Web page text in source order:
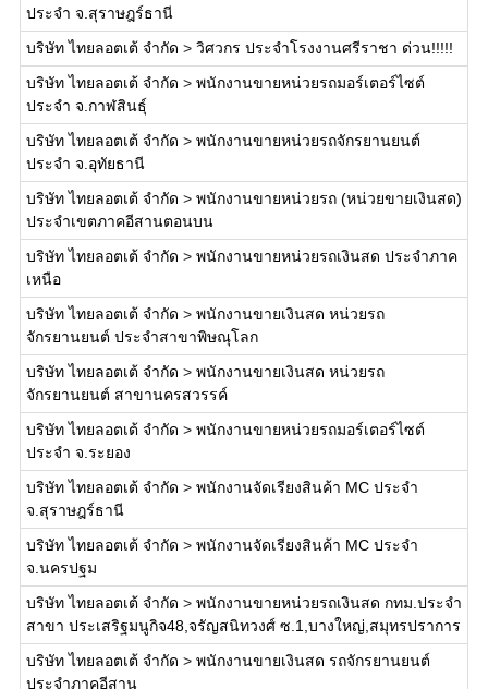
ประจำ จ.สุราษฎร์ธานี
บริษัท ไทยลอตเต้ จำกัด > วิศวกร ประจำโรงงานศรีราชา ด่วน!!!!!
บริษัท ไทยลอตเต้ จำกัด > พนักงานขายหน่วยรถมอร์เตอร์ไซต์
ประจำ จ.กาฬสินธุ์
บริษัท ไทยลอตเต้ จำกัด > พนักงานขายหน่วยรถจักรยานยนต์
ประจำ จ.อุทัยธานี
บริษัท ไทยลอตเต้ จำกัด > พนักงานขายหน่วยรถ (หน่วยขายเงินสด)
ประจำเขตภาคอีสานตอนบน
บริษัท ไทยลอตเต้ จำกัด > พนักงานขายหน่วยรถเงินสด ประจำภาค
เหนือ
บริษัท ไทยลอตเต้ จำกัด > พนักงานขายเงินสด หน่วยรถ
จักรยานยนต์ ประจำสาขาพิษณุโลก
บริษัท ไทยลอตเต้ จำกัด > พนักงานขายเงินสด หน่วยรถ
จักรยานยนต์ สาขานครสวรรค์
บริษัท ไทยลอตเต้ จำกัด > พนักงานขายหน่วยรถมอร์เตอร์ไซต์
ประจำ จ.ระยอง
บริษัท ไทยลอตเต้ จำกัด > พนักงานจัดเรียงสินค้า MC ประจำ
จ.สุราษฎร์ธานี
บริษัท ไทยลอตเต้ จำกัด > พนักงานจัดเรียงสินค้า MC ประจำ
จ.นครปฐม
บริษัท ไทยลอตเต้ จำกัด > พนักงานขายหน่วยรถเงินสด กทม.ประจำ
สาขา ประเสริฐมนูกิจ48,จรัญสนิทวงศ์ ซ.1,บางใหญ่,สมุทรปราการ
บริษัท ไทยลอตเต้ จำกัด > พนักงานขายเงินสด รถจักรยานยนต์
ประจำภาคอีสาน